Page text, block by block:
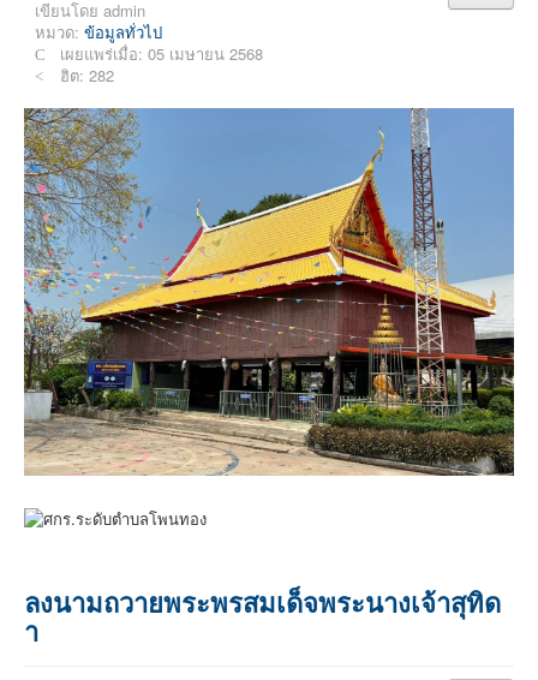
เขียนโดย admin
หมวด: ข้อมูลทั่วไป
เผยแพร่เมื่อ: 05 เมษายน 2568
ฮิต: 282
ลงนามถวายพระพรสมเด็จพระนางเจ้าสุทิด
า